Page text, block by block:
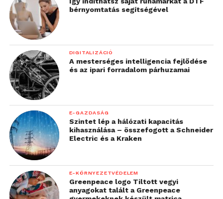
bérnyomtatás segítségével
DIGITALIZÁCIÓ
A mesterséges intelligencia fejlődése
és az ipari forradalom párhuzamai
E-GAZDASÁG
Szintet lép a hálózati kapacitás
kihasználása – összefogott a Schneider
Electric és a Kraken
E-KÖRNYEZETVÉDELEM
Greenpeace logo Tiltott vegyi
anyagokat talált a Greenpeace